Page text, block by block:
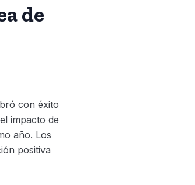
de
con éxito
impacto de
año. Los
positiva